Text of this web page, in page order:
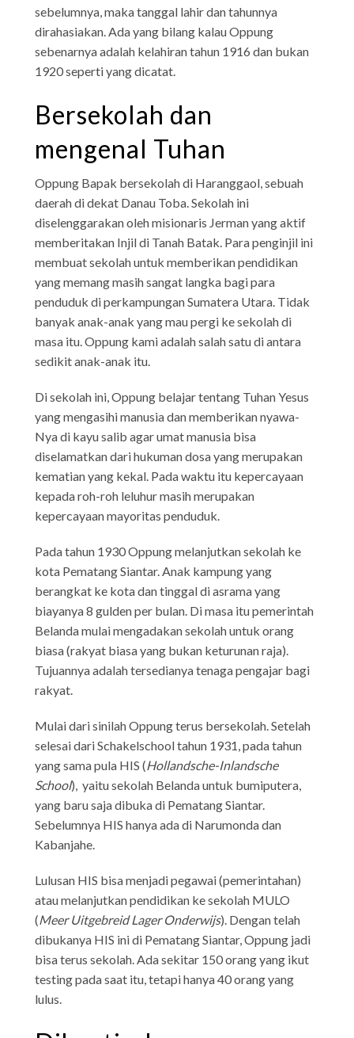
sebelumnya, maka tanggal lahir dan tahunnya
dirahasiakan. Ada yang bilang kalau Oppung
sebenarnya adalah kelahiran tahun 1916 dan bukan
1920 seperti yang dicatat.
Bersekolah dan
mengenal Tuhan
Oppung Bapak bersekolah di Haranggaol, sebuah
daerah di dekat Danau Toba. Sekolah ini
diselenggarakan oleh misionaris Jerman yang aktif
memberitakan Injil di Tanah Batak. Para penginjil ini
membuat sekolah untuk memberikan pendidikan
yang memang masih sangat langka bagi para
penduduk di perkampungan Sumatera Utara. Tidak
banyak anak-anak yang mau pergi ke sekolah di
masa itu. Oppung kami adalah salah satu di antara
sedikit anak-anak itu.
Di sekolah ini, Oppung belajar tentang Tuhan Yesus
yang mengasihi manusia dan memberikan nyawa-
Nya di kayu salib agar umat manusia bisa
diselamatkan dari hukuman dosa yang merupakan
kematian yang kekal. Pada waktu itu kepercayaan
kepada roh-roh leluhur masih merupakan
kepercayaan mayoritas penduduk.
Pada tahun 1930 Oppung melanjutkan sekolah ke
kota Pematang Siantar. Anak kampung yang
berangkat ke kota dan tinggal di asrama yang
biayanya 8 gulden per bulan. Di masa itu pemerintah
Belanda mulai mengadakan sekolah untuk orang
biasa (rakyat biasa yang bukan keturunan raja).
Tujuannya adalah tersedianya tenaga pengajar bagi
rakyat.
Mulai dari sinilah Oppung terus bersekolah. Setelah
selesai dari Schakelschool tahun 1931, pada tahun
yang sama pula HIS (Hollandsche-Inlandsche
School), yaitu sekolah Belanda untuk bumiputera,
yang baru saja dibuka di Pematang Siantar.
Sebelumnya HIS hanya ada di Narumonda dan
Kabanjahe.
Lulusan HIS bisa menjadi pegawai (pemerintahan)
atau melanjutkan pendidikan ke sekolah MULO
(Meer Uitgebreid Lager Onderwijs). Dengan telah
dibukanya HIS ini di Pematang Siantar, Oppung jadi
bisa terus sekolah. Ada sekitar 150 orang yang ikut
testing pada saat itu, tetapi hanya 40 orang yang
lulus.